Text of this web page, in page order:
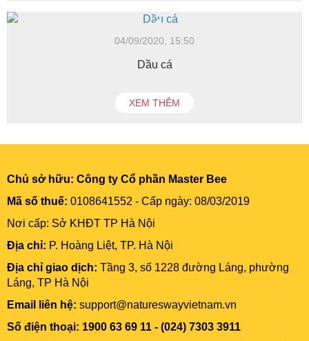
04/09/2020, 15:50
Dầu cá
XEM THÊM
Chủ sở hữu: Công ty Cổ phần Master Bee
Mã số thuế: 0108641552 - Cấp ngày: 08/03/2019
Nơi cấp: Sở KHĐT TP Hà Nội
Địa chỉ: P. Hoàng Liệt, TP. Hà Nội
Địa chỉ giao dịch: Tầng 3, số 1228 đường Láng, phường
Láng, TP Hà Nội
Email liên hệ: support@natureswayvietnam.vn
Số điện thoại: 1900 63 69 11 - (024) 7303 3911